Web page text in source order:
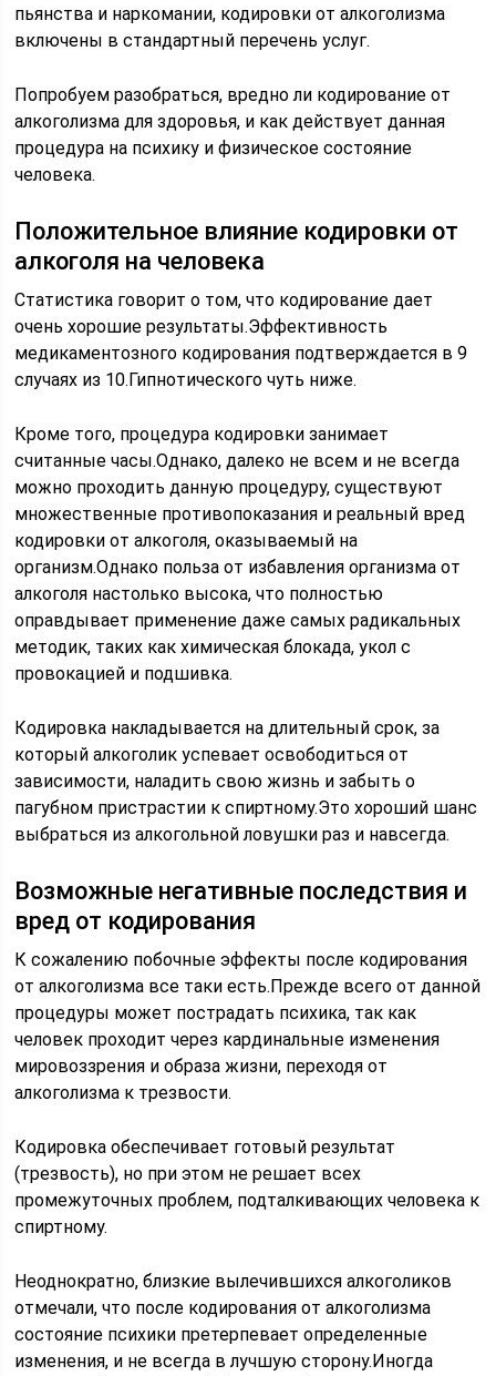
пьянства и наркомании, кодировки от алкоголизма
включены в стандартный перечень услуг.
Попробуем разобраться, вредно ли кодирование от
алкоголизма для здоровья, и как действует данная
процедура на психику и физическое состояние
человека.
Положительное влияние кодировки от
алкоголя на человека
Статистика говорит о том, что кодирование дает
очень хорошие результаты.Эффективность
медикаментозного кодирования подтверждается в 9
случаях из 10.Гипнотического чуть ниже.
Кроме того, процедура кодировки занимает
считанные часы.Однако, далеко не всем и не всегда
можно проходить данную процедуру, существуют
множественные противопоказания и реальный вред
кодировки от алкоголя, оказываемый на
организм.Однако польза от избавления организма от
алкоголя настолько высока, что полностью
оправдывает применение даже самых радикальных
методик, таких как химическая блокада, укол с
провокацией и подшивка.
Кодировка накладывается на длительный срок, за
который алкоголик успевает освободиться от
зависимости, наладить свою жизнь и забыть о
пагубном пристрастии к спиртному.Это хороший шанс
выбраться из алкогольной ловушки раз и навсегда.
Возможные негативные последствия и
вред от кодирования
К сожалению побочные эффекты после кодирования
от алкоголизма все таки есть.Прежде всего от данной
процедуры может пострадать психика, так как
человек проходит через кардинальные изменения
мировоззрения и образа жизни, переходя от
алкоголизма к трезвости.
Кодировка обеспечивает готовый результат
(трезвость), но при этом не решает всех
промежуточных проблем, подталкивающих человека к
спиртному.
Неоднократно, близкие вылечившихся алкоголиков
отмечали, что после кодирования от алкоголизма
состояние психики претерпевает определенные
изменения, и не всегда в лучшую сторону.Иногда